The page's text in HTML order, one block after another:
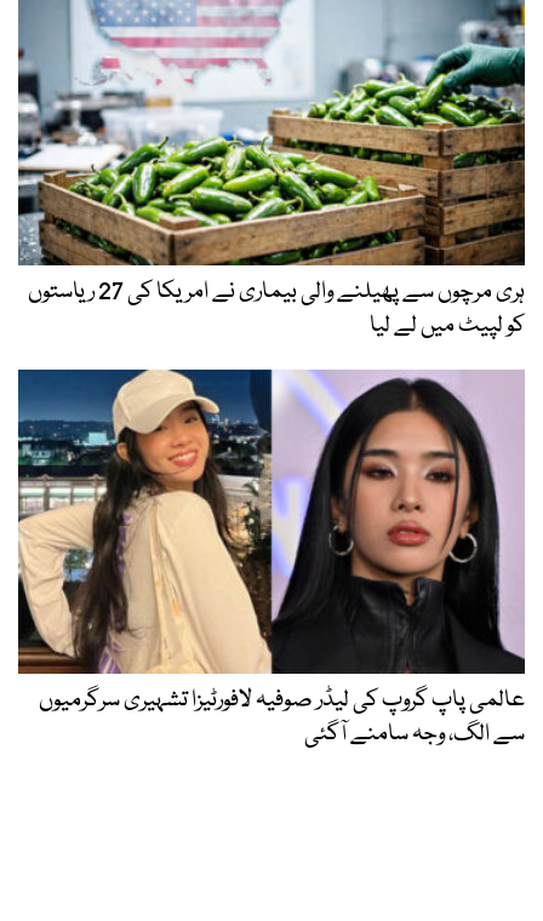
ہری مرچوں سے پھیلنے والی بیماری نے امریکا کی 27 ریاستوں
کو لپیٹ میں لے لیا
عالمی پاپ گروپ کی لیڈر صوفیہ لافورٹیزا تشہیری سرگرمیوں
سے الگ، وجہ سامنے آگئی